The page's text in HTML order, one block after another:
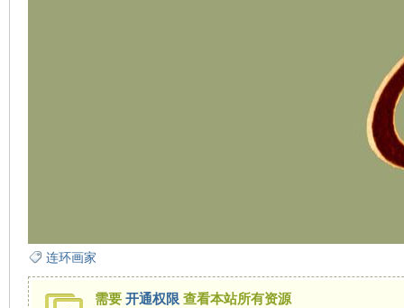
连环画家
需要 开通权限 查看本站所有资源